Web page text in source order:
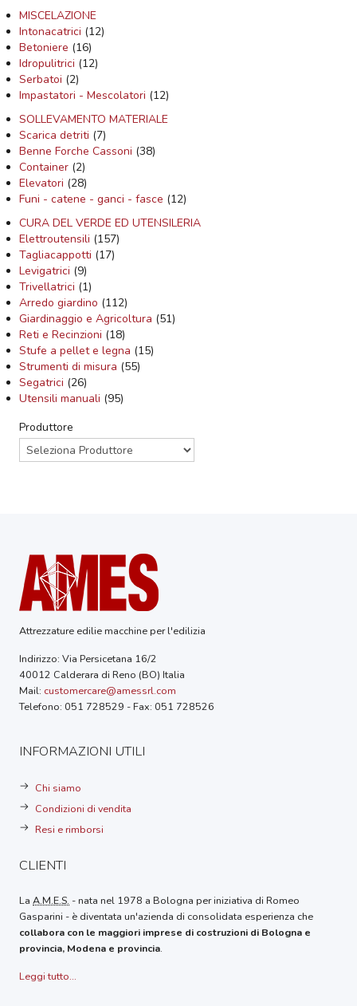
MISCELAZIONE
Intonacatrici (12)
Betoniere (16)
Idropulitrici (12)
Serbatoi (2)
Impastatori - Mescolatori (12)
SOLLEVAMENTO MATERIALE
Scarica detriti (7)
Benne Forche Cassoni (38)
Container (2)
Elevatori (28)
Funi - catene - ganci - fasce (12)
CURA DEL VERDE ED UTENSILERIA
Elettroutensili (157)
Tagliacappotti (17)
Levigatrici (9)
Trivellatrici (1)
Arredo giardino (112)
Giardinaggio e Agricoltura (51)
Reti e Recinzioni (18)
Stufe a pellet e legna (15)
Strumenti di misura (55)
Segatrici (26)
Utensili manuali (95)
Produttore
Attrezzature edilie macchine per l'edilizia
Indirizzo: Via Persicetana 16/2
40012 Calderara di Reno (BO) Italia
Mail: customercare@amessrl.com
Telefono: 051 728529 - Fax: 051 728526
INFORMAZIONI UTILI
Chi siamo
Condizioni di vendita
Resi e rimborsi
CLIENTI
La A.M.E.S. - nata nel 1978 a Bologna per iniziativa di Romeo
Gasparini - è diventata un'azienda di consolidata esperienza che
collabora con le maggiori imprese di costruzioni di Bologna e
provincia, Modena e provincia.
Leggi tutto...